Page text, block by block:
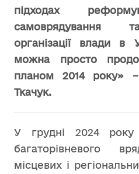
підходах
самоврядування
організації влади в
можна просто
планом 2014 року»
Ткачук.
У грудні 2024 року
багаторівневого
місцевих і